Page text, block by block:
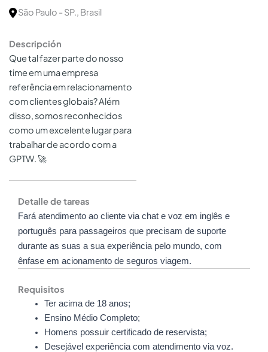
São Paulo - SP., Brasil
Descripción
Que tal fazer parte do nosso
time em uma empresa
referência em relacionamento
com clientes globais? Além
disso, somos reconhecidos
como um excelente lugar para
trabalhar de acordo com a
GPTW. 🚀
Detalle de tareas
Fará atendimento ao cliente via chat e voz em inglês e
português para passageiros que precisam de suporte
durante as suas a sua experiência pelo mundo, com
ênfase em acionamento de seguros viagem.
Requisitos
Ter acima de 18 anos;
Ensino Médio Completo;
Homens possuir certificado de reservista;
Desejável experiência com atendimento via voz.